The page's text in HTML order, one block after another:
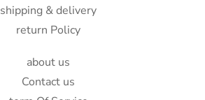
shipping & delivery
return Policy
about us
Contact us